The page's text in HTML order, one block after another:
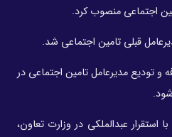
اجتماعی منصوب کرد.
قبلی تامین اجتماعی شد.
مراسم معارفه و تودیع مدیرعامل تامین اجتماعی در
استقرار عبدالملکی در وزارت تعاون،